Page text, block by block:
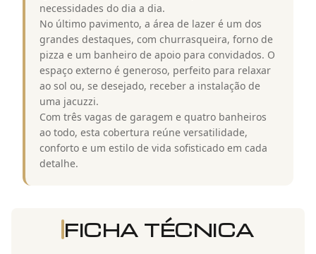
necessidades do dia a dia.
No último pavimento, a área de lazer é um dos
grandes destaques, com churrasqueira, forno de
pizza e um banheiro de apoio para convidados. O
espaço externo é generoso, perfeito para relaxar
ao sol ou, se desejado, receber a instalação de
uma jacuzzi.
Com três vagas de garagem e quatro banheiros
ao todo, esta cobertura reúne versatilidade,
conforto e um estilo de vida sofisticado em cada
detalhe.
FICHA TÉCNICA